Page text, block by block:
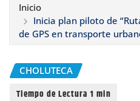
Inicio
Inicia plan piloto de
de GPS en transporte
CHOLUTECA